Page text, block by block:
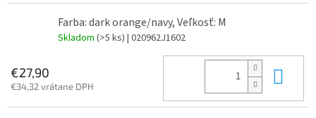
Farba: dark orange/navy, Veľkosť: M
Skladom (>5 ks) | 020962J1602
€27,90
€34,32 vrátane DPH